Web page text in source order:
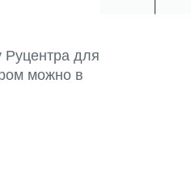
Руцентра для
можно в